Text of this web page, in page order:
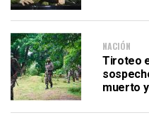
NACIÓN
Tiroteo
muerto